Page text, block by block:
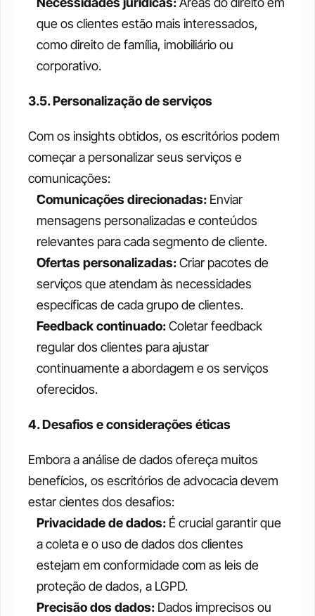
que os clientes estão mais interessados,
como direito de família, imobiliário ou
corporativo.
3.5. Personalização de serviços
Com os insights obtidos, os escritórios podem
começar a personalizar seus serviços e
comunicações:
Comunicações direcionadas: Enviar
mensagens personalizadas e conteúdos
relevantes para cada segmento de cliente.
Ofertas personalizadas: Criar pacotes de
serviços que atendam às necessidades
específicas de cada grupo de clientes.
Feedback continuado: Coletar feedback
regular dos clientes para ajustar
continuamente a abordagem e os serviços
oferecidos.
4. Desafios e considerações éticas
Embora a análise de dados ofereça muitos
benefícios, os escritórios de advocacia devem
estar cientes dos desafios:
Privacidade de dados: É crucial garantir que
a coleta e o uso de dados dos clientes
estejam em conformidade com as leis de
proteção de dados, a LGPD.
Precisão dos dados: Dados imprecisos ou